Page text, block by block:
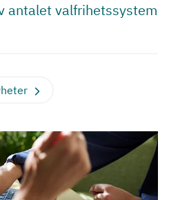
antalet valfrihetssystem